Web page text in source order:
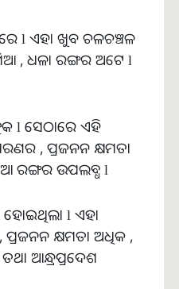
l ଏହା ଖୁବ ଚଳଚଞ୍ଚଳ
, ଧଳା ରଙ୍ଗର ଅଟେ l
l ସେଠାରେ ଏହି
, ପ୍ରଜନନ କ୍ଷମତା
ରଙ୍ଗର ଉପଲବ୍ଧ l
ହୋଇଥିଲା l ଏହା
କ୍ଷମତା ଅଧିକ ,
ଆନ୍ଧ୍ରପ୍ରଦେଶ